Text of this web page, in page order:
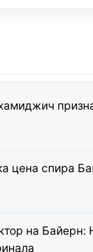
цена спира
на